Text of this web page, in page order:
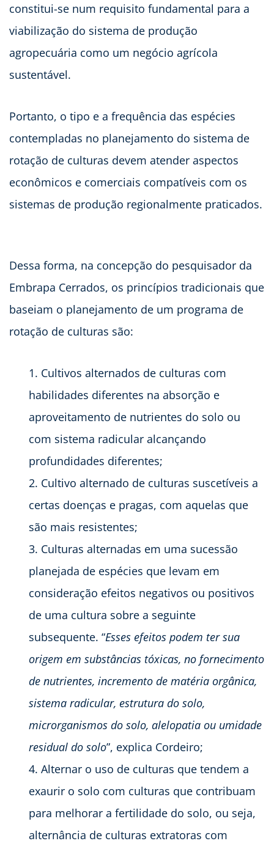
constitui-se num requisito fundamental para a
viabilização do sistema de produção
agropecuária como um negócio agrícola
sustentável.
Portanto, o tipo e a frequência das espécies
contempladas no planejamento do sistema de
rotação de culturas devem atender aspectos
econômicos e comerciais compatíveis com os
sistemas de produção regionalmente praticados.
Dessa forma, na concepção do pesquisador da
Embrapa Cerrados, os princípios tradicionais que
baseiam o planejamento de um programa de
rotação de culturas são:
Cultivos alternados de culturas com
habilidades diferentes na absorção e
aproveitamento de nutrientes do solo ou
com sistema radicular alcançando
profundidades diferentes;
Cultivo alternado de culturas suscetíveis a
certas doenças e pragas, com aquelas que
são mais resistentes;
Culturas alternadas em uma sucessão
planejada de espécies que levam em
consideração efeitos negativos ou positivos
de uma cultura sobre a seguinte
subsequente. “Esses efeitos podem ter sua
origem em substâncias tóxicas, no fornecimento
de nutrientes, incremento de matéria orgânica,
sistema radicular, estrutura do solo,
microrganismos do solo, alelopatia ou umidade
residual do solo”, explica Cordeiro;
Alternar o uso de culturas que tendem a
exaurir o solo com culturas que contribuam
para melhorar a fertilidade do solo, ou seja,
alternância de culturas extratoras com